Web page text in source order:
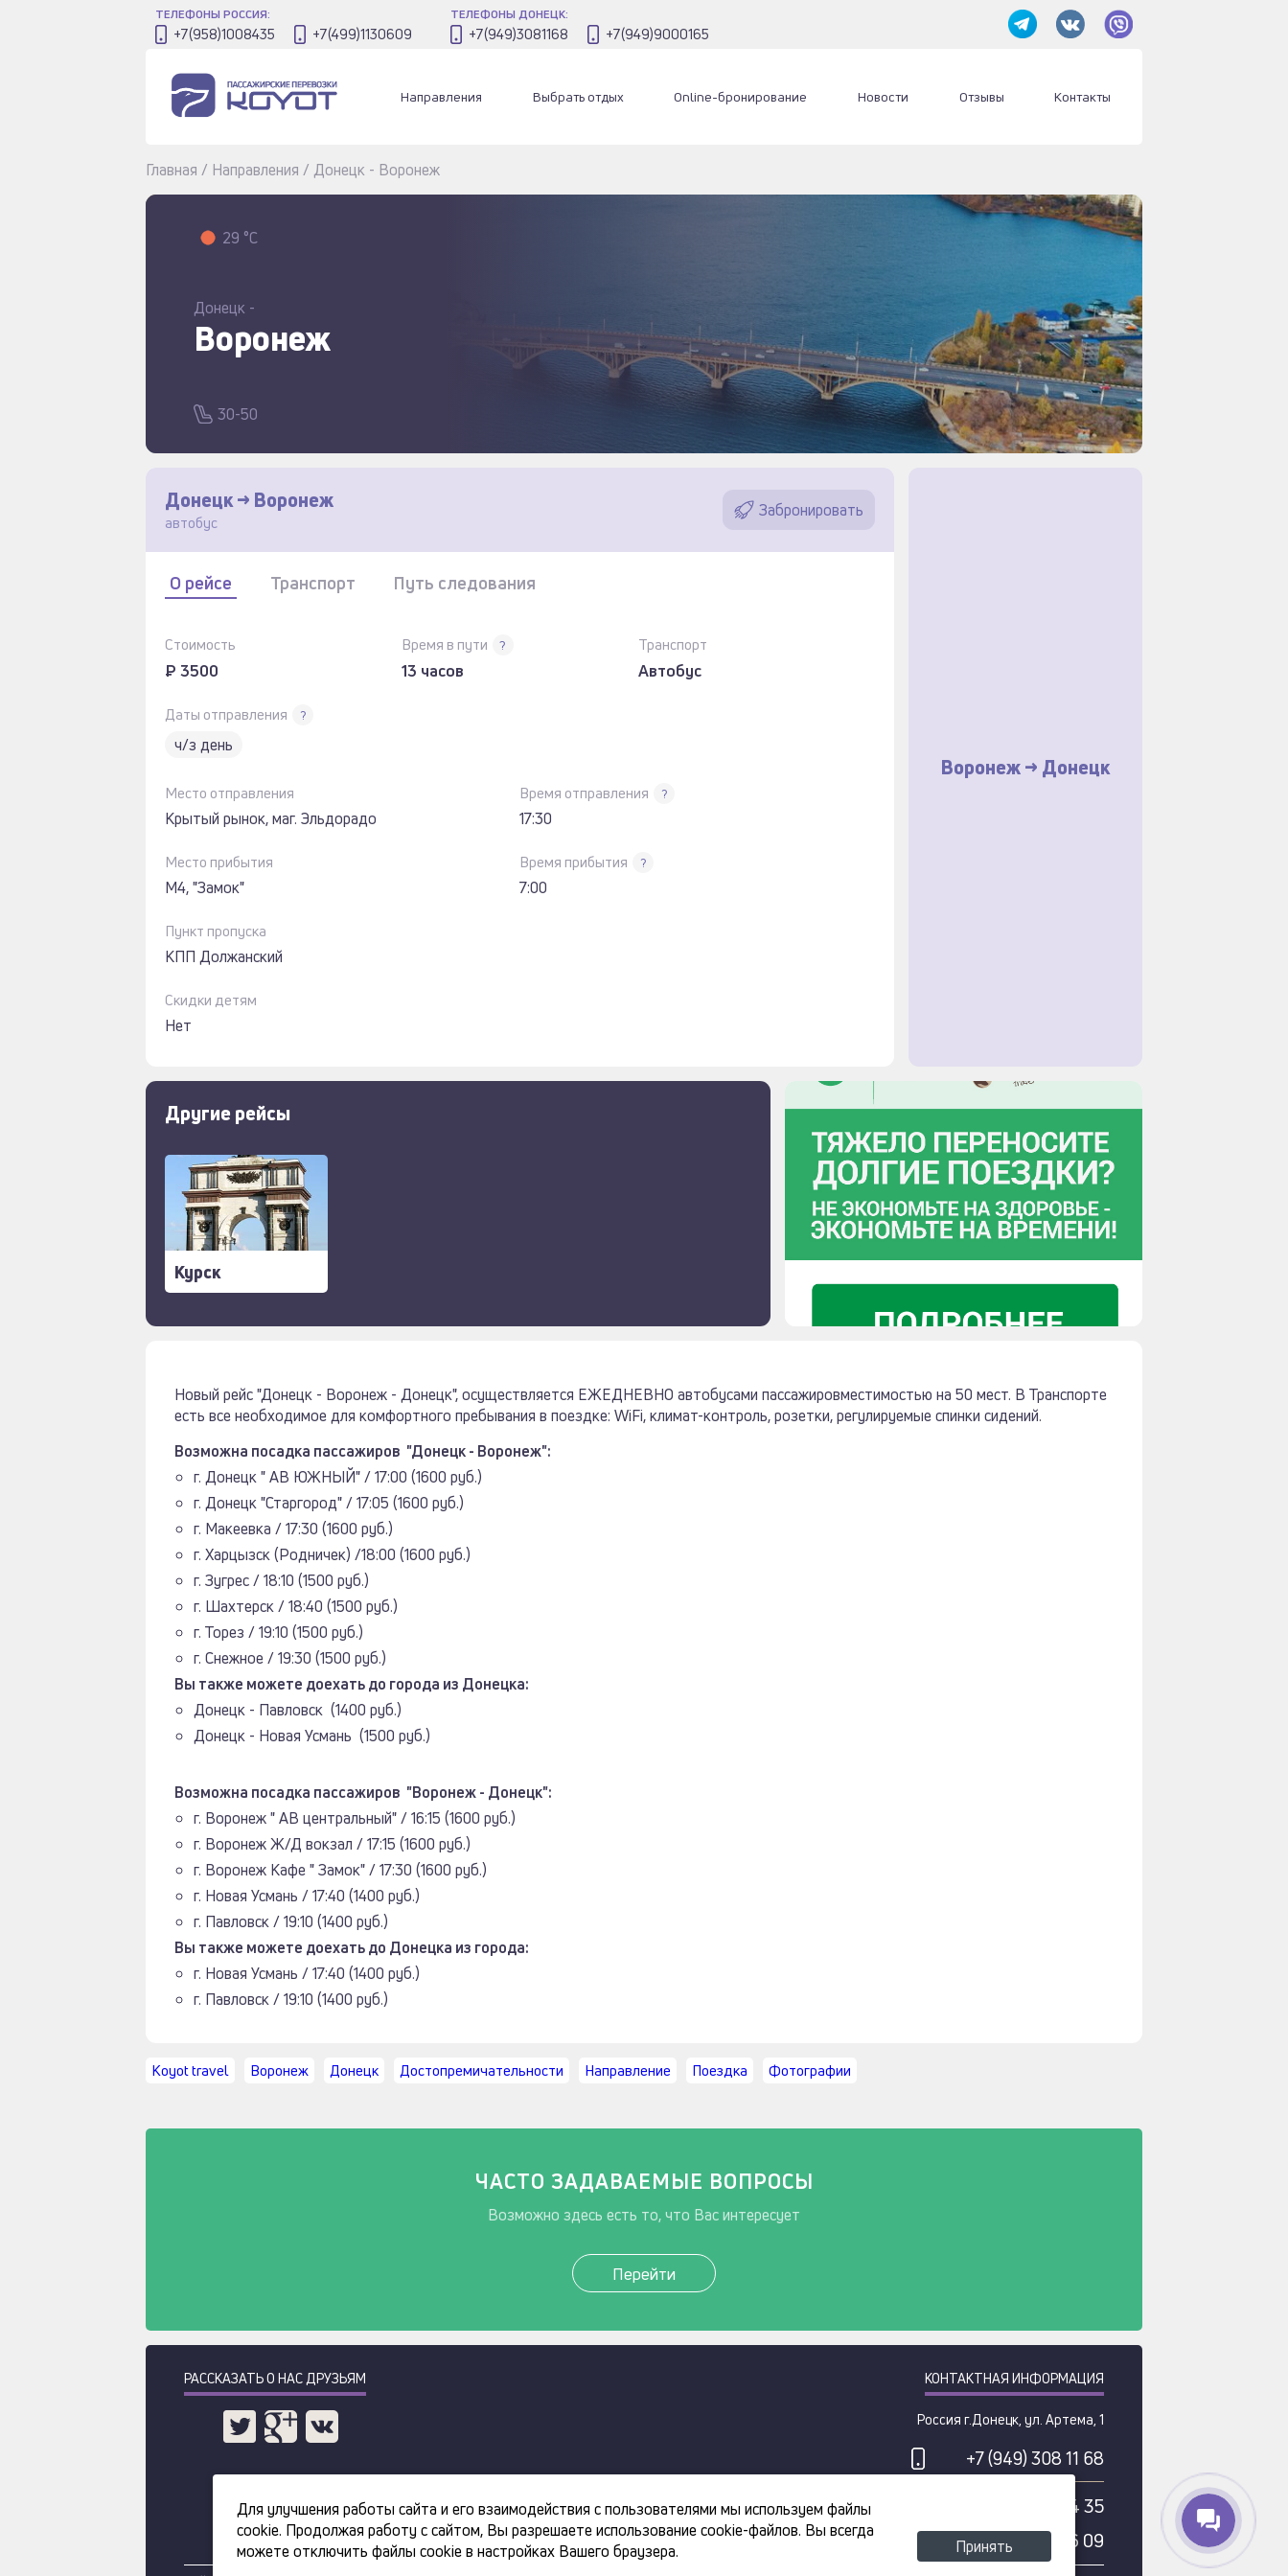
ТЕЛЕФОНЫ РОССИЯ:
+7(958)1008435 +7(499)1130609
ТЕЛЕФОНЫ ДОНЕЦК:
+7(949)3081168 +7(949)9000165
Направления Выбрать отдых Online-бронирование Новости Отзывы Контакты
Главная / Направления / Донецк - Воронеж
29 °C
Донецк -
Воронеж
30-50
Донецк -> Воронеж
автобус
Забронировать
О рейсе Транспорт Путь следования
Стоимость
₽ 3500
Время в пути ?
13 часов
Транспорт
Автобус
Даты отправления ?
ч/з день
Место отправления
Крытый рынок, маг. Эльдорадо
Время отправления ?
17:30
Место прибытия
M4, "Замок"
Время прибытия ?
7:00
Пункт пропуска
КПП Должанский
Скидки детям
Нет
Воронеж -> Донецк
Другие рейсы
Курск
Новый рейс "Донецк - Воронеж - Донецк", осуществляется ЕЖЕДНЕВНО автобусами пассажировместимостью на 50 мест. В Транспорте
есть все необходимое для комфортного пребывания в поездке: WiFi, климат-контроль, розетки, регулируемые спинки сидений.
Возможна посадка пассажиров "Донецк - Воронеж":
г. Донецк " АВ ЮЖНЫЙ" / 17:00 (1600 руб.)
г. Донецк "Старгород" / 17:05 (1600 руб.)
г. Макеевка / 17:30 (1600 руб.)
г. Харцызск (Родничек) /18:00 (1600 руб.)
г. Зугрес / 18:10 (1500 руб.)
г. Шахтерск / 18:40 (1500 руб.)
г. Торез / 19:10 (1500 руб.)
г. Снежное / 19:30 (1500 руб.)
Вы также можете доехать до города из Донецка:
Донецк - Павловск (1400 руб.)
Донецк - Новая Усмань (1500 руб.)
Возможна посадка пассажиров "Воронеж - Донецк":
г. Воронеж " АВ центральный" / 16:15 (1600 руб.)
г. Воронеж Ж/Д вокзал / 17:15 (1600 руб.)
г. Воронеж Кафе " Замок" / 17:30 (1600 руб.)
г. Новая Усмань / 17:40 (1400 руб.)
г. Павловск / 19:10 (1400 руб.)
Вы также можете доехать до Донецка из города:
г. Новая Усмань / 17:40 (1400 руб.)
г. Павловск / 19:10 (1400 руб.)
Koyot travel Воронеж Донецк Достопремичательности Направление Поездка Фотографии
ЧАСТО ЗАДАВАЕМЫЕ ВОПРОСЫ
Возможно здесь есть то, что Вас интересует
Перейти
РАССКАЗАТЬ О НАС ДРУЗЬЯМ КОНТАКТНАЯ ИНФОРМАЦИЯ
Россияг.Донецк, ул. Артема, 1
+7 (949) 308 11 68
+ 7 (958) 100 84 35
+ 7 (499) 113 06 09
Для улучшения работы сайта и его взаимодействия с пользователями мы используем файлы
cookie. Продолжая работу с сайтом, Вы разрешаете использование cookie-файлов. Вы всегда
можете отключить файлы cookie в настройках Вашего браузера.
Принять